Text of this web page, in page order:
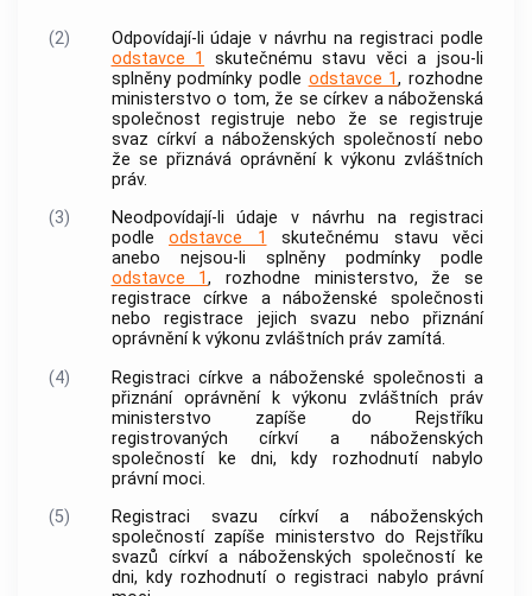
(2)
Odpovídají-li údaje v návrhu na registraci podle
odstavce 1
skutečnému stavu věci a jsou-li
splněny podmínky podle odstavce 1, rozhodne
ministerstvo o tom, že se církev a náboženská
společnost registruje nebo že se registruje
svaz církví a náboženských společnostínebo
že se přiznává oprávnění k výkonu zvláštních
práv.
(3)
Neodpovídají-li údaje v návrhu na registraci
podle odstavce 1
skutečnému stavu věci
anebo nejsou-li splněny podmínky podle
odstavce 1, rozhodne ministerstvo, že se
registracecírkve a náboženské společnosti
nebo registrace jejich svazu nebo přiznání
oprávnění k výkonu zvláštních práv zamítá.
(4)
Registraci církve a náboženské společnosti a
přiznání oprávnění k výkonu zvláštních práv
ministerstvo zapíše do Rejstříku
registrovaných církví a náboženských
společnostíke dni, kdy rozhodnutí nabylo
právní moci.
(5)
Registraci svazu církví a náboženských
společnostízapíše ministerstvo do Rejstříku
svazů církví a náboženských společnostíke
dni, kdy rozhodnutí o registraci nabylo právní